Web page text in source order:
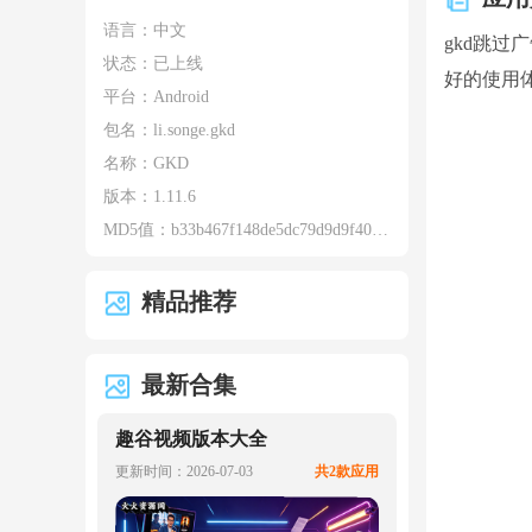
语言：中文
状态：已上线
平台：Android
包名： li.songe.gkd
名称： GKD
版本： 1.11.6
MD5值： b33b467f148de5dc79d9d9f4004c7532
精品推荐
最新合集
趣谷视频版本大全
更新时间：2026-07-03 共2款应用
gkd跳过
好的使用